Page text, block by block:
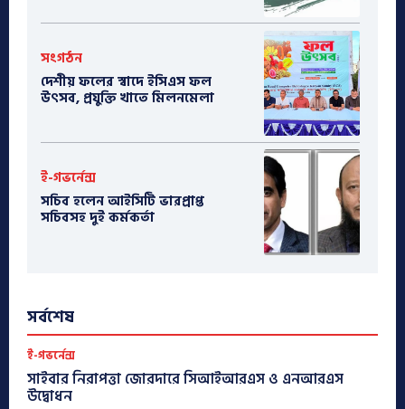
সংগঠন
দেশীয় ফলের স্বাদে ইসিএস ফল
উৎসব, প্রযুক্তি খাতে মিলনমেলা
ই-গভর্নেন্স
সচিব হলেন আইসিটি ভারপ্রাপ্ত
সচিবসহ দুই কর্মকর্তা
সর্বশেষ
ই-গভর্নেন্স
সাইবার নিরাপত্তা জোরদারে সিআইআরএস ও এনআরএস
উদ্বোধন